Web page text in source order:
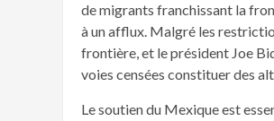
de migrants franchissant la
à un afflux. Malgré les
frontière, et le président Joe
voies censées constituer des
Le soutien du Mexique est